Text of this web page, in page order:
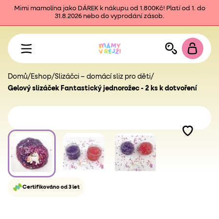
Mimi mamolína jako DÁREK k nákupu od 1.800Kč! Platí od 1. do
31.8.2026 nebo do vyprodání zásob.
Domů/ Eshop/Slizáčci – domácí sliz pro děti/
Gelový slizáček Fantastický jednorožec - 2 ks k dotvoření
Certifikováno od 3 let